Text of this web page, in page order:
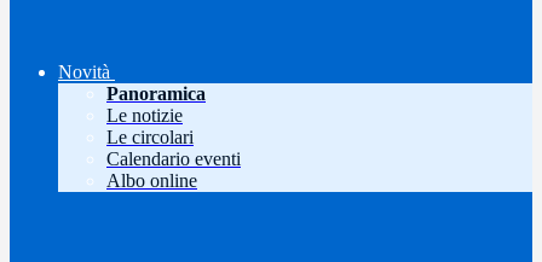
Novità
Panoramica
Le notizie
Le circolari
Calendario eventi
Albo online